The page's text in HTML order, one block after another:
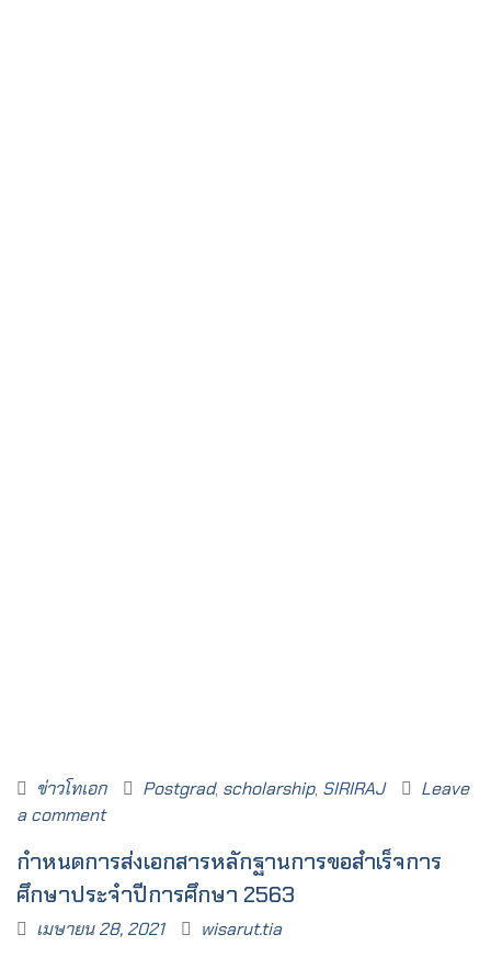
ข่าวโทเอก Postgrad, scholarship, SIRIRAJ
Leave
a comment
กำหนดการส่งเอกสารหลักฐานการขอสำเร็จการ
ศึกษาประจำปีการศึกษา 2563
เมษายน 28, 2021 wisarut.tia